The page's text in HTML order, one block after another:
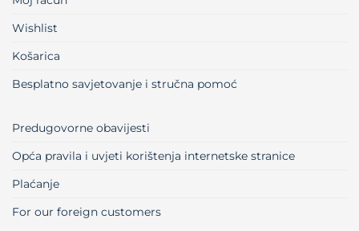
Wishlist
Košarica
Besplatno savjetovanje i stručna pomoć
Predugovorne obavijesti
Opća pravila i uvjeti korištenja internetske stranice
Plaćanje
For our foreign customers